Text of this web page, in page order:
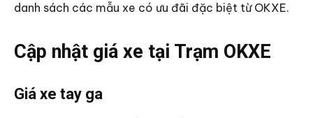
danh sách các mẫu xe có ưu đãi đặc biệt từ OKXE.
Cập nhật giá xe tại Trạm OKXE
Giá xe tay ga